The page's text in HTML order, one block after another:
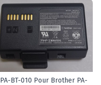
PA-BT-010 Pour Brother PA-